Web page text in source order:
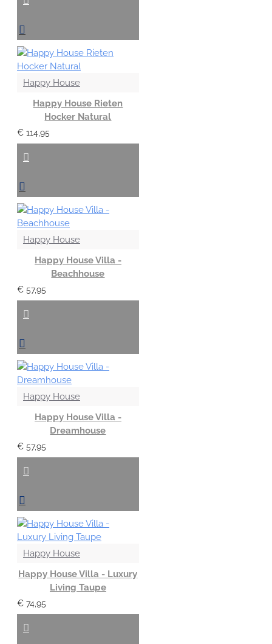
Happy House
Happy House Rieten
Hocker Natural
€ 114,95
Happy House
Happy House Villa -
Beachhouse
€ 57,95
Happy House
Happy House Villa -
Dreamhouse
€ 57,95
Happy House
Happy House Villa - Luxury
Living Taupe
€ 74,95